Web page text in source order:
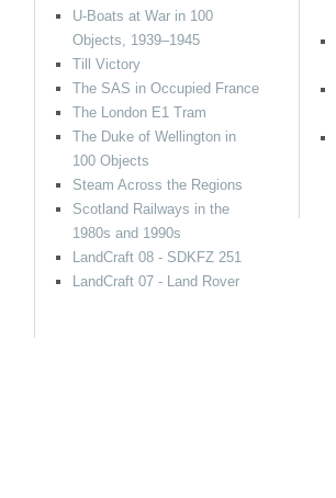
U-Boats at War in 100
Objects, 1939–1945
Till Victory
The SAS in Occupied France
The London E1 Tram
The Duke of Wellington in
100 Objects
Steam Across the Regions
Scotland Railways in the
1980s and 1990s
LandCraft 08 - SDKFZ 251
LandCraft 07 - Land Rover